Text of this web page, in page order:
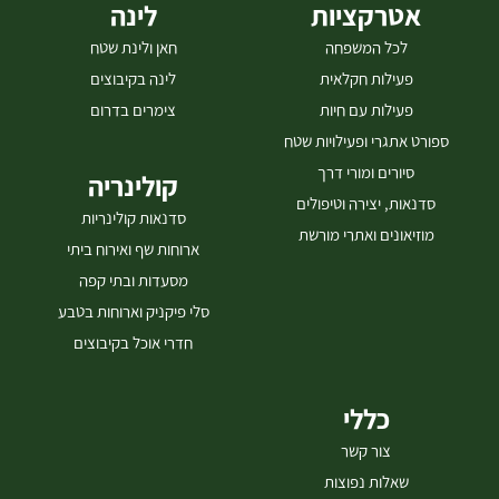
אטרקציות
לכל המשפחה
פעילות חקלאית
פעילות עם חיות
ספורט אתגרי ופעילויות שטח
סיורים ומורי דרך
סדנאות, יצירה וטיפולים
מוזיאונים ואתרי מורשת
לינה
חאן ולינת שטח
לינה בקיבוצים
צימרים בדרום
קולינריה
סדנאות קולינריות
ארוחות שף ואירוח ביתי
מסעדות ובתי קפה
סלי פיקניק וארוחות בטבע
חדרי אוכל בקיבוצים
כללי
צור קשר
שאלות נפוצות